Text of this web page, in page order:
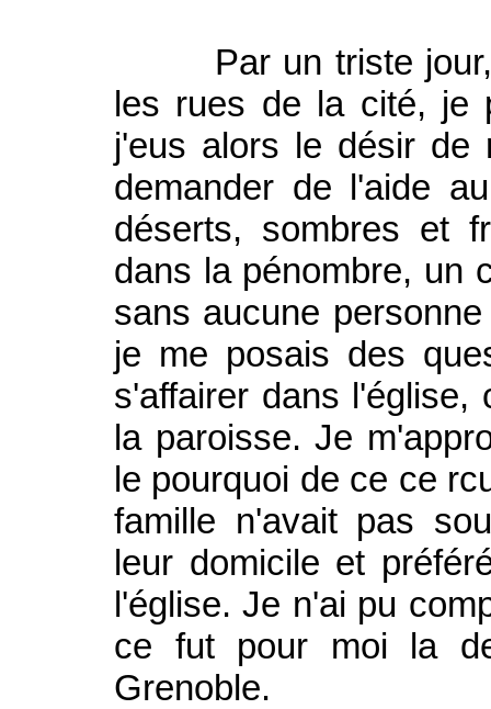
Par un triste jour,
les rues de la cité, je
j'eus alors le désir de
demander de l'aide
déserts, sombres et
dans la pénombre, un
sans aucune
je me posais des
s'affairer dans l'église,
la paroisse. Je
le pourquoi de ce ce
famille n'avait pas
leur domicile et
l'église. Je n'ai pu
ce fut pour moi la
Grenoble.